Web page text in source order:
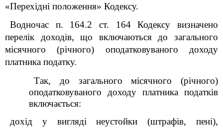
«Перехідні положення» Кодексу.
Водночас п. 164.2 ст. 164 Кодексу визначено
перелік доходів, що включаються до загального
місячного (річного) оподатковуваного доходу
платника податку.
Так, до загального місячного (річного)
оподатковуваного доходу платника податків
включається:
дохід у вигляді неустойки (штрафів, пені),